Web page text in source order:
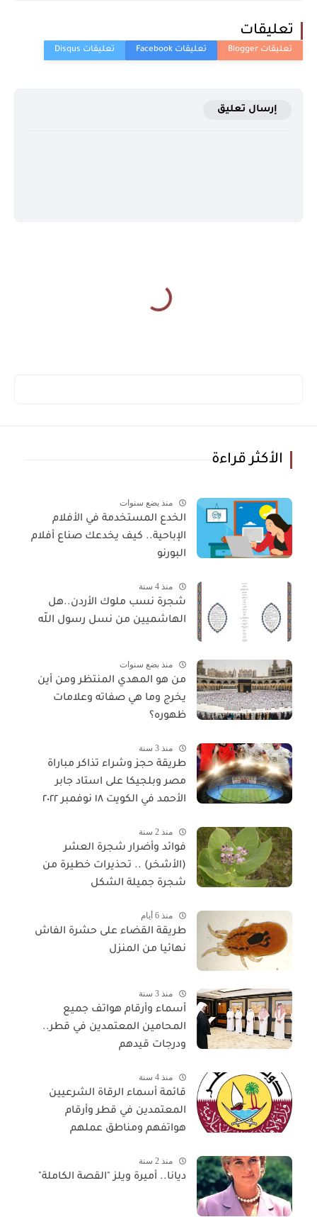
تعليقات
إرسال تعليق
الأكثر قراءة
منذ بضع سنوات
الخدع المستخدمة في الأفلام
الإباحية.. كيف يخدعك صناع أفلام
البورنو
منذ 4 سنة
شجرة نسب ملوك الأردن..هل
الهاشميين من نسل رسول اللّه
منذ بضع سنوات
من هو المهدي المنتظر ومن أين
يخرج وما هي صفاته وعلامات
ظهوره؟
منذ 3 سنة
طريقة حجز وشراء تذاكر مباراة
مصر وبلجيكا على استاد جابر
الأحمد في الكويت ١٨ نوفمبر ٢٠٢٢
منذ 2 سنة
فوائد وأضرار شجرة العشر
(الأشخر) .. تحذيرات خطيرة من
شجرة جميلة الشكل
منذ 6 أيام
طريقة القضاء على حشرة الفاش
نهائيا من المنزل
منذ 3 سنة
أسماء وأرقام هواتف جميع
المحامين المعتمدين في قطر..
ودرجات قيدهم
منذ 4 سنة
قائمة أسماء الرقاة الشرعيين
المعتمدين في قطر وأرقام
هواتفهم ومناطق عملهم
منذ 2 سنة
ديانا.. أميرة ويلز "القصة الكاملة"